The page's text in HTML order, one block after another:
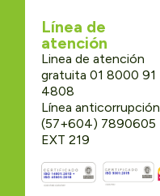
Línea de
atención
Linea de atención
gratuita 01 8000 91
4808
Línea anticorrupción
(57+604) 7890605
EXT 219